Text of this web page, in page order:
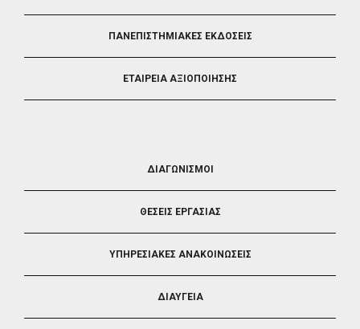
ΠΑΝΕΠΙΣΤΗΜΙΑΚΕΣ ΕΚΔΟΣΕΙΣ
ΕΤΑΙΡΕΙΑ ΑΞΙΟΠΟΙΗΣΗΣ
ΔΙΑΓΩΝΙΣΜΟΙ
ΘΕΣΕΙΣ ΕΡΓΑΣΙΑΣ
ΥΠΗΡΕΣΙΑΚΕΣ ΑΝΑΚΟΙΝΩΣΕΙΣ
ΔΙΑΥΓΕΙΑ